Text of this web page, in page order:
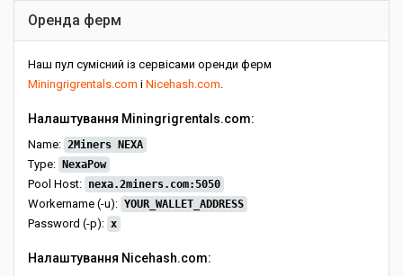
Оренда ферм
Наш пул сумісний із сервісами оренди ферм
Miningrigrentals.com і Nicehash.com.
Налаштування Miningrigrentals.com:
Name: 2Miners NEXA
Type: NexaPow
Pool Host: nexa.2miners.com:5050
Workername (-u): YOUR_WALLET_ADDRESS
Password (-p): x
Налаштування Nicehash.com: